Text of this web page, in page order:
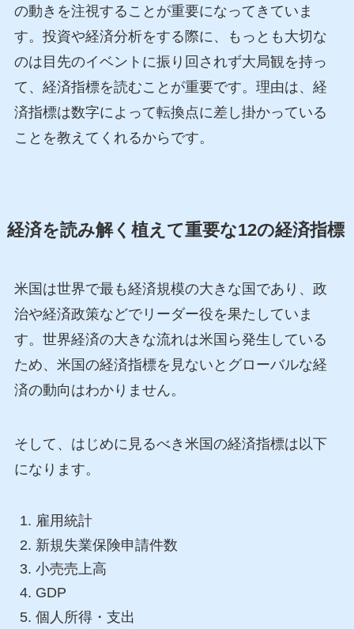
の動きを注視することが重要になってきていま
す。投資や経済分析をする際に、もっとも大切な
のは目先のイベントに振り回されず大局観を持っ
て、経済指標を読むことが重要です。理由は、経
済指標は数字によって転換点に差し掛かっている
ことを教えてくれるからです。
経済を読み解く植えて重要な12の経済指標
米国は世界で最も経済規模の大きな国であり、政
治や経済政策などでリーダー役を果たしていま
す。世界経済の大きな流れは米国ら発生している
ため、米国の経済指標を見ないとグローバルな経
済の動向はわかりません。
そして、はじめに見るべき米国の経済指標は以下
になります。
雇用統計
新規失業保険申請件数
小売売上高
GDP
個人所得・支出